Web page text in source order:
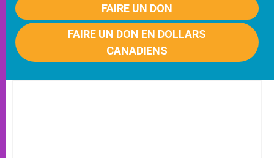
FAIRE UN DON
FAIRE UN DON EN DOLLARS
CANADIENS